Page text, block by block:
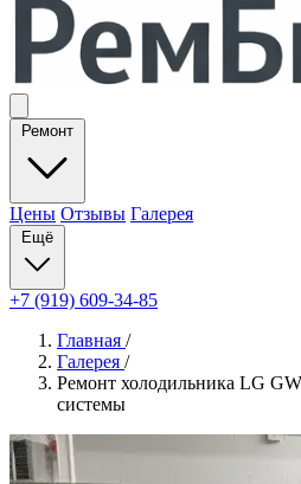
Ремонт
Цены Отзывы Галерея
Ещё
+7 (919) 609-34-85
Главная /
Галерея /
Ремонт холодильника LG
системы